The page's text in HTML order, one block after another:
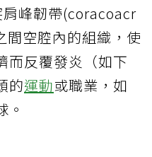
峰韌帶(coracoacr
空腔內的組織，使
而反覆發炎（如下
的運動或職業，如
。